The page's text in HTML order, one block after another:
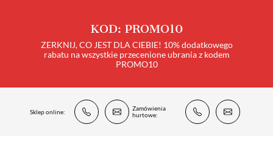
KOD: PROMO10
ZERKNIJ, CO JEST DLA CIEBIE! 10% dodatkowego
rabatu na wszystkie przecenione ubrania z kodem
PROMO10
Sklep online:
Zamówienia
hurtowe: